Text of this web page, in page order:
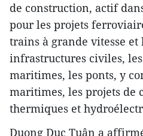
de construction, actif
pour les projets
trains à grande vitesse et
infrastructures civiles,
maritimes, les ponts, y
maritimes, les projets de
thermiques et
Duong Duc Tuân a